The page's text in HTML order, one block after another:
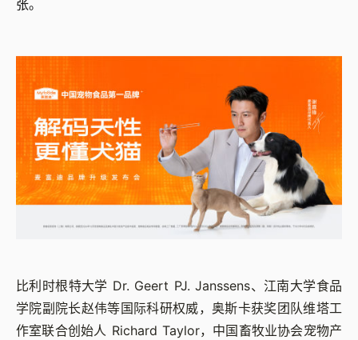
张。
比利时根特大学 Dr. Geert PJ. Janssens、江南大学食品
学院副院长赵伟等国际科研权威，奥斯卡获奖团队维塔工
作室联合创始人 Richard Taylor，中国畜牧业协会宠物产